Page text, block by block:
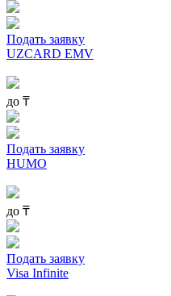
Подать заявку
UZCARD EMV
до ₸
Подать заявку
HUMO
до ₸
Подать заявку
Visa Infinite